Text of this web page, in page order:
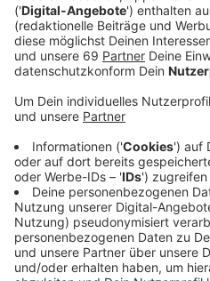
jetzt nach zwei Wochen
Bislang wurden kein
festgestellt.
Veröffentlicht:Dienstag,
Anzeige
Wegen der aktuellen
Gewerkschaftsbund in MS
die Beschäftigten. So
sichere Einreise, ihren